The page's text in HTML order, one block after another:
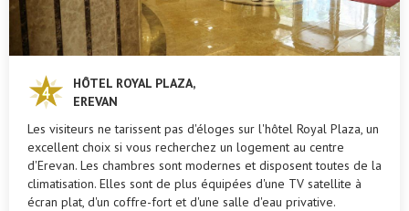
HÔTEL ROYAL PLAZA,
EREVAN
Les visiteurs ne tarissent pas d'éloges sur l'hôtel Royal Plaza, un
excellent choix si vous recherchez un logement au centre
d'Erevan. Les chambres sont modernes et disposent toutes de la
climatisation. Elles sont de plus équipées d'une TV satellite à
écran plat, d'un coffre-fort et d'une salle d'eau privative.